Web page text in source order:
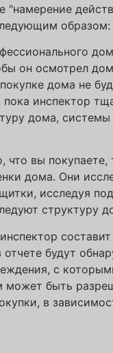
"намерение
образом:
он осмотрел
дома не
инспектор
дома,
что вы покупаете,
дома. Они
исследуя
структуру
будут
с
может быть
в